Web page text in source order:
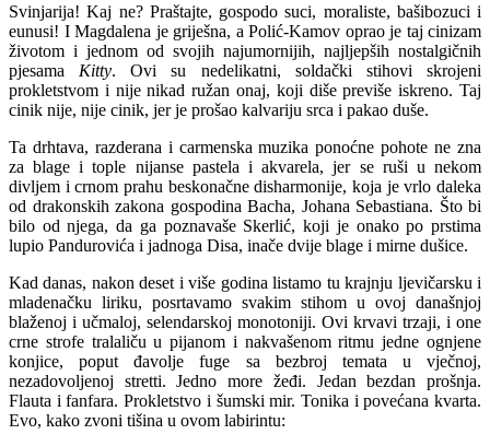
Svinjarija! Kaj ne? Praštajte, gospodo suci, moraliste, bašibozuci i
eunusi! I Magdalena je griješna, a Polić-Kamov oprao je taj cinizam
životom i jednom od svojih najumornijih, najljepših nostalgičnih
pjesama Kitty. Ovi su nedelikatni, soldački stihovi skrojeni
prokletstvom i nije nikad ružan onaj, koji diše previše iskreno. Taj
cinik nije, nije cinik, jer je prošao kalvariju srca i pakao duše.
Ta drhtava, razderana i carmenska muzika ponoćne pohote ne zna
za blage i tople nijanse pastela i akvarela, jer se ruši u nekom
divljem i crnom prahu beskonačne disharmonije, koja je vrlo daleka
od drakonskih zakona gospodina Bacha, Johana Sebastiana. Što bi
bilo od njega, da ga poznavaše Skerlić, koji je onako po prstima
lupio Pandurovića i jadnoga Disa, inače dvije blage i mirne dušice.
Kad danas, nakon deset i više godina listamo tu krajnju ljevičarsku i
mladenačku liriku, posrtavamo svakim stihom u ovoj današnjoj
blaženoj i učmaloj, selendarskoj monotoniji. Ovi krvavi trzaji, i one
crne strofe tralaliču u pijanom i nakvašenom ritmu jedne ognjene
konjice, poput đavolje fuge sa bezbroj temata u vječnoj,
nezadovoljenoj stretti. Jedno more žeđi. Jedan bezdan prošnja.
Flauta i fanfara. Prokletstvo i šumski mir. Tonika i povećana kvarta.
Evo, kako zvoni tišina u ovom labirintu: